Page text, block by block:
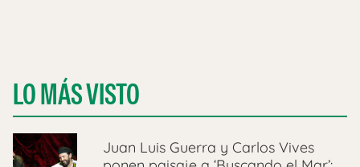
LO MÁS VISTO
Juan Luis Guerra y Carlos Vives